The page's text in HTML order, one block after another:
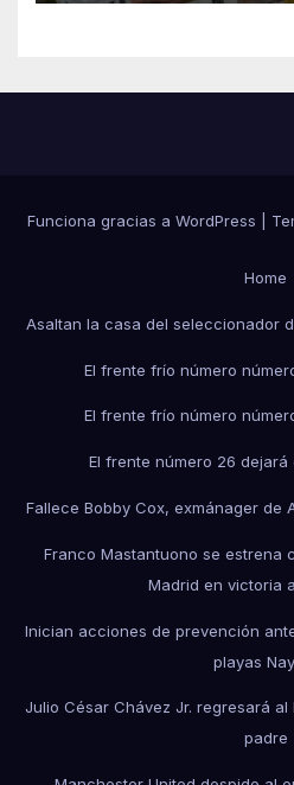
Funciona gracias a WordPress
Home
Asaltan la casa del seleccionador
El frente frío número
El frente frío número
El frente número 26
Fallece Bobby Cox, exmánager de
Franco Mastantuono se estrena
Madrid en victoria
Inician acciones de prevención
playas
Julio César Chávez Jr. regresará
padre